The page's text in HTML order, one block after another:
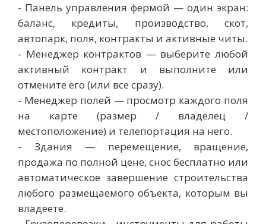
- Панель управления фермой — один экран:
баланс, кредиты, производство, скот,
автопарк, поля, контракты и активные читы.
- Менеджер контрактов — выберите любой
активный контракт и выполните или
отмените его (или все сразу).
- Менеджер полей — просмотр каждого поля
на карте (размер / владелец /
местоположение) и телепортация на него.
- Здания — перемещение, вращение,
продажа по полной цене, снос бесплатно или
автоматическое завершение строительства
любого размещаемого объекта, которым вы
владеете.